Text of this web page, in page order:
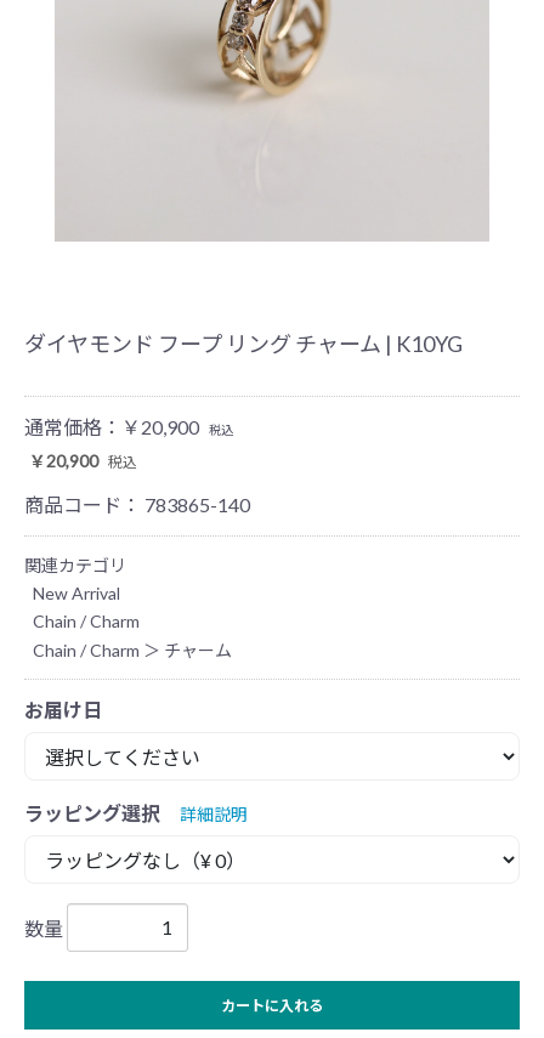
ダイヤモンド フープ リング チャーム | K10YG
通常価格： ￥20,900 税込
￥20,900 税込
商品コード： 783865-140
関連カテゴリ
New Arrival
Chain / Charm
Chain / Charm ＞ チャーム
お届け日
ラッピング選択 詳細説明
数量
カートに入れる